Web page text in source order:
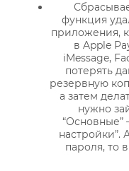
функция
приложения,
в Apple
iMessage,
потерять
резервную
а затем
нужно
“Основные”
настройки”.
пароля, то